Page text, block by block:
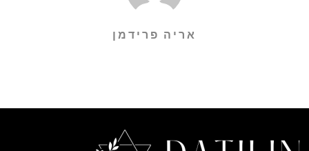
אריה פרידמן